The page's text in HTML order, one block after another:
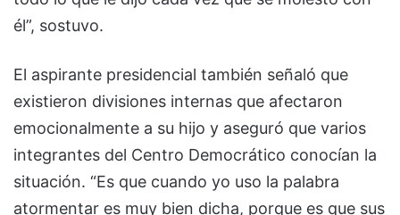
él”, sostuvo.
El aspirante presidencial también señaló que
existieron divisiones internas que afectaron
emocionalmente a su hijo y aseguró que varios
integrantes del Centro Democrático conocían la
situación. “Es que cuando yo uso la palabra
atormentar es muy bien dicha, porque es que sus